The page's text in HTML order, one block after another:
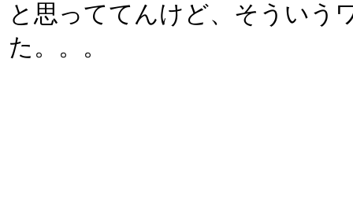
と思っててんけど、そういう
た。。。